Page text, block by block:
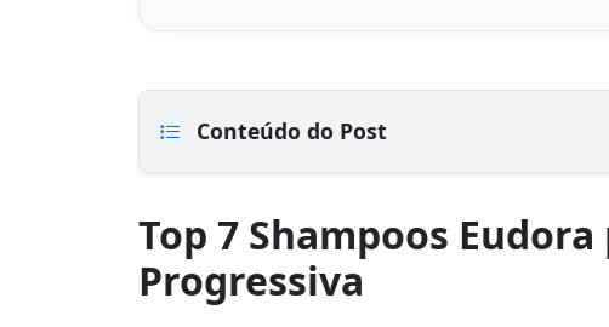
Conteúdo do Post
Top 7 Shampoos
Progressiva